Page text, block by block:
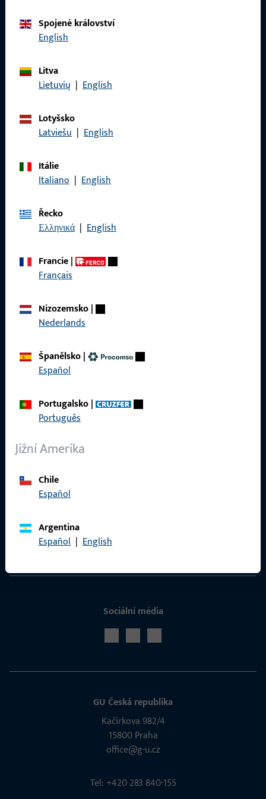
Kontaktujte nás
Spojené království
English
Litva
Lietuvių | English
Lotyšsko
Latviešu | English
Itálie
Italiano | English
Řecko
Ελληνικά | English
Francie|
Français
Nizozemsko|
Nederlands
Španělsko|
Español
Portugalsko|
Português
Jižní Amerika
Chile
Español
Argentina
Español | English
Ochrana osobních údajů
Kariéra
Katalog produktů
Sociální média
GU Česká republika
Kačírkova 982/4
15800 Praha
office@g-u.cz
Tel: +420 283 840-155